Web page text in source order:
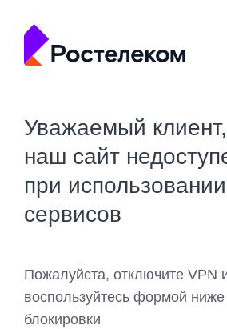
Уважаемый клиент,
наш сайт
при
сервисов
Пожалуйста, отключите VPN
воспользуйтесь формой
блокировки